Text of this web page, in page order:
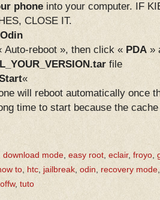
phone into your computer. IF
CLOSE IT.
Odin
Auto-reboot », then click « PDA »
file
«
will reboot automatically once
time to start because the
download mode easy root eclair, froyo
to htc jailbreak odin recovery mode
, tuto